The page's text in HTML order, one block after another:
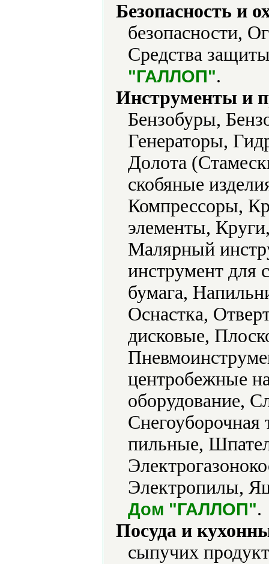
Безопасность и
безопасности,
Средства
"ГАЛЛОП".
Инструменты и
Бензобуры,
Генераторы,
Долота
скобяные
Компрессоры,
элементы,
Малярный
инструмент для
бумага,
Оснастка,
дисковые,
центробежные
оборудование,
пильные,
Электропилы,
Дом "ГАЛЛОП".
Посуда и
сыпучих